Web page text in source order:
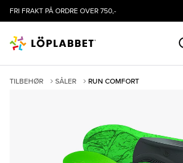
FRI FRAKT PÅ ORDRE OVER 750,-
TILBEHØR SÅLER RUN COMFORT